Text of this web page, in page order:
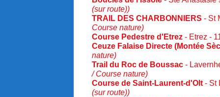
(sur route))
TRAIL DES CHARBONNIERS - St
Course nature)
Course Pedestre d'Etrez - Etrez -
Ceuze Falaise Directe (Montée
nature)
Trail du Roc de Boussac -
/ Course nature)
Course de Saint-Laurent-d'Olt - St
(sur route))